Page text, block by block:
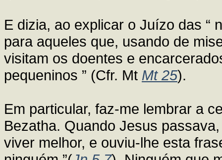
E dizia, ao explicar o Juízo das “
para aqueles que, usando de
visitam os doentes e
pequeninos ” (Cfr. Mt Mt 25).
Em particular, faz-me lembrar a
Bezatha. Quando Jesus
viver melhor, e ouviu-lhe esta